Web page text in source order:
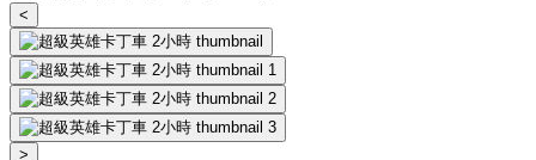
<
>